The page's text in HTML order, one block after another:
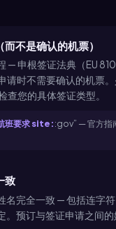
不是确认的机票）
— 申根签证法典（EU
请时不需要确认的机票
您的具体签证类型。
班要求 site::gov” — 官方指
致
名完全一致 — 包括连字
。预订与签证申请之间